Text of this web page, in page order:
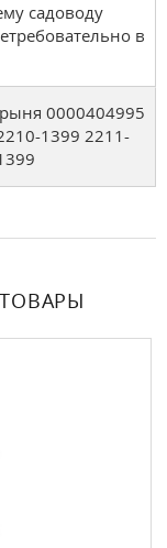
садоводу
в
0000404995
1399 2211-